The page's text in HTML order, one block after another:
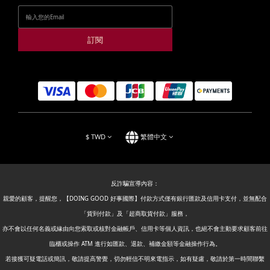
訂閱
$ TWD 繁體中文
反詐騙宣導內容：
親愛的顧客，提醒您，【DOING GOOD 好事國際】付款方式僅有銀行匯款及信用卡支付，並無配合
「貨到付款」及「超商取貨付款」服務，
亦不會以任何名義或緣由向您索取或核對金融帳戶、信用卡等個人資訊，也絕不會主動要求顧客前往
臨櫃或操作 ATM 進行如匯款、退款、補繳金額等金融操作行為。
若接獲可疑電話或簡訊，敬請提高警覺，切勿輕信不明來電指示，如有疑慮，敬請於第一時間聯繫